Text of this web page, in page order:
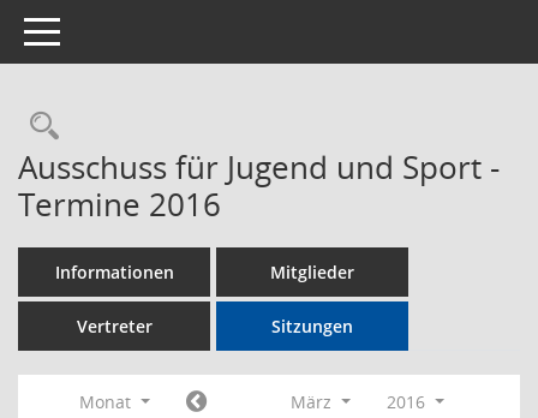
Toggle navigation
Rechercheauswahl
Ausschuss für Jugend und Sport -
Termine 2016
Informationen Mitglieder
Vertreter Sitzungen
Monat März
2016